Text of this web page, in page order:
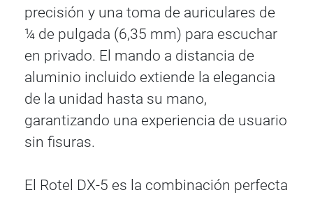
precisión y una toma de auriculares de
¼ de pulgada (6,35 mm) para escuchar
en privado. El mando a distancia de
aluminio incluido extiende la elegancia
de la unidad hasta su mano,
garantizando una experiencia de usuario
sin fisuras.
El Rotel DX-5 es la combinación perfecta